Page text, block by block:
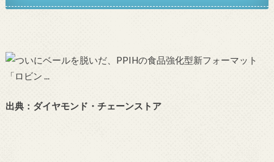
出典：ダイヤモンド・チェーンストア